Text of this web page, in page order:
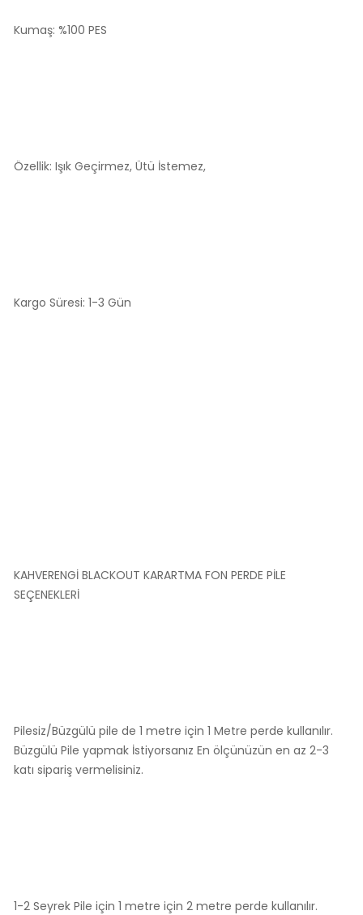
Kumaş: %100 PES
Özellik: Işık Geçirmez, Ütü İstemez,
Kargo Süresi: 1-3 Gün
KAHVERENGİ BLACKOUT KARARTMA FON PERDE PİLE
SEÇENEKLERİ
Pilesiz/Büzgülü pile de 1 metre için 1 Metre perde kullanılır.
Büzgülü Pile yapmak İstiyorsanız En ölçünüzün en az 2-3
katı sipariş vermelisiniz.
1-2 Seyrek Pile için 1 metre için 2 metre perde kullanılır.